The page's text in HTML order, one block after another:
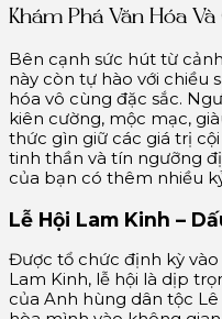
Khám Phá Văn Hóa
Bên cạnh sức hút từ
này còn tự hào với chiều
hóa vô cùng đặc sắc.
kiên cường, mộc mạc,
thức gìn giữ các giá trị
tinh thần và tín ngưỡng
của bạn có thêm nhiều
Lễ Hội Lam Kinh –
Được tổ chức định kỳ
Lam Kinh, lễ hội là dịp
của Anh hùng dân tộc